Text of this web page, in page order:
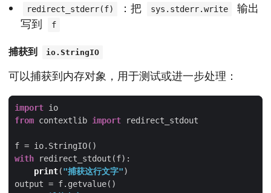
redirect_stderr(f)
：把 sys.stderr.write
输出
写到
f
捕获到 io.StringIO
可以捕获到内存对象，用于测试或进一步处理：
import
from contextlib import
with
print("捕获这行文字"